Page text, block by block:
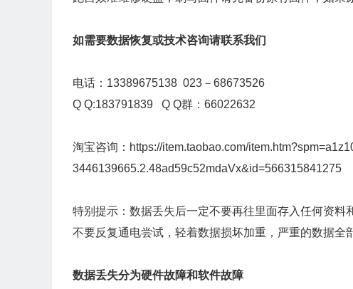
如需要数据恢复或技术咨询请联系我们
电话：13389675138 023－68673526
Q Q:183791839 Q Q群：66022632
淘宝咨询： https://item.taobao.com/
3446139665.2.48ad59c52mdaVx&id=566315841275
特别提示：数据丢失后一定不要再往里面存入任何资
不要反复通电尝试，轻着数据损坏加重，严重的数据全
数据丢失分为硬件故障和软件故障